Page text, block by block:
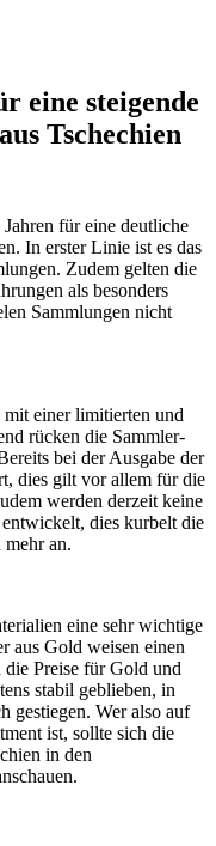
eine steigende
Tschechien
für eine deutliche
In erster Linie ist es das
Zudem gelten die
als besonders
Sammlungen nicht
einer limitierten und
rücken die Sammler-
bei der Ausgabe der
dies gilt vor allem für die
werden derzeit keine
dies kurbelt die
an.
eine sehr wichtige
aus Gold weisen einen
Preise für Gold und
stabil geblieben, in
gestiegen. Wer also auf
ist, sollte sich die
in den